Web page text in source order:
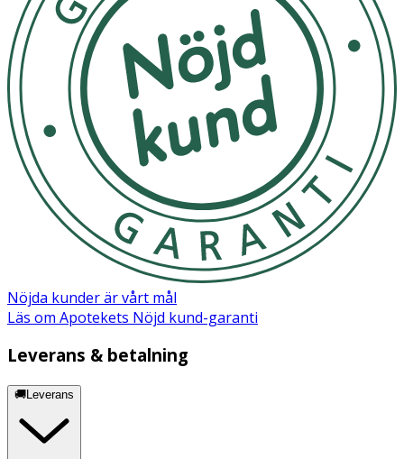
Nöjda kunder är vårt mål
Läs om Apotekets Nöjd kund-garanti
Leverans & betalning
🚚Leverans